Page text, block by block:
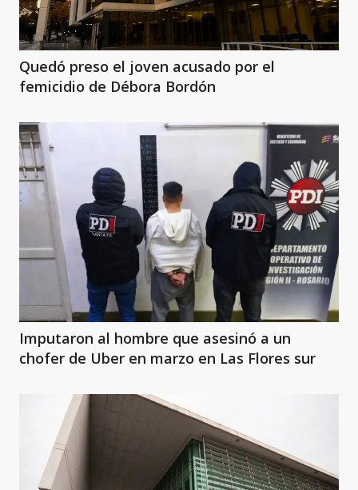
Quedó preso el joven acusado por el
femicidio de Débora Bordón
Imputaron al hombre que asesinó a un
chofer de Uber en marzo en Las Flores sur